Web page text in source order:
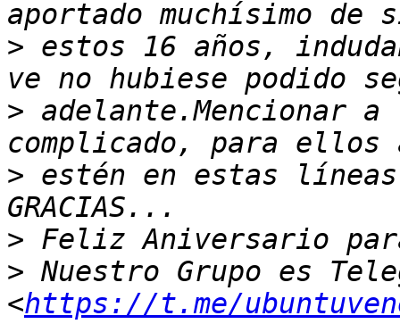
> estos 16 años,
> adelante.Mencionar
> estén en estas líneas
>
> Nuestro Grupo es
<https://t.me/